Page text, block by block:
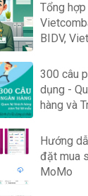
Tổng
BIDV,
300 câu
dụng -
hàng và
Hướng
đặt mua
MoMo